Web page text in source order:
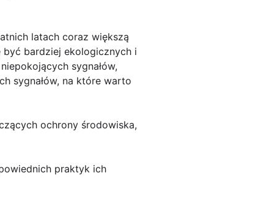
latach coraz większą
bardziej ekologicznych i
sygnałów,
sygnałów, na które warto
ochrony środowiska,
praktyk ich